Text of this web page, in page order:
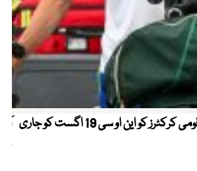
کیریبین پریمیئر لیگ ، قومی کرکٹرز کو این او سی 19 اگست کو جاری